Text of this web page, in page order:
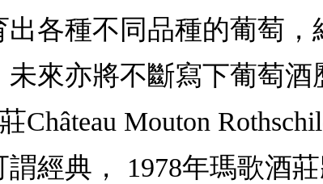
各種不同品種的葡萄，
來亦將不斷寫下葡萄酒
Château Mouton
經典， 1978年瑪歌酒